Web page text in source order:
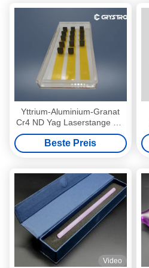
Yttrium-Aluminium-Granat
Cr4 ND Yag Laserstange mit
Chrom
Beste Preis
Video